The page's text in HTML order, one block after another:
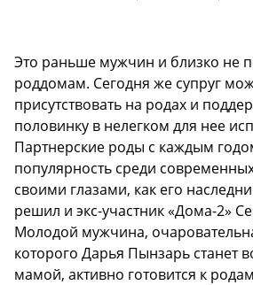
Это раньше мужчин и близко не
роддомам. Сегодня же супруг
присутствовать на родах и
половинку в нелегком для нее
Партнерские роды с каждым
популярность среди
своими глазами, как его
решил и экс-участник «Дома-2»
Молодой мужчина,
которого Дарья Пынзарь станет
мамой, активно готовится к